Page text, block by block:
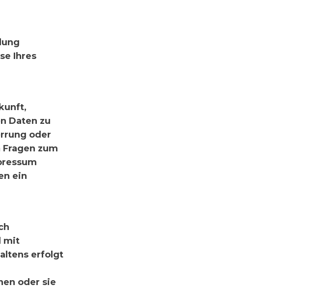
Ihres
Daten zu
oder
zum
ein
mit
erfolgt
oder sie